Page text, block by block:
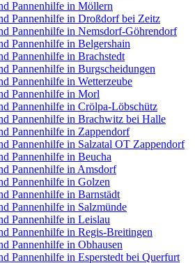
Pannenhilfe in Möllern
Pannenhilfe in Droßdorf bei Zeitz
Pannenhilfe in Nemsdorf-Göhrendorf
Pannenhilfe in Belgershain
Pannenhilfe in Brachstedt
Pannenhilfe in Burgscheidungen
Pannenhilfe in Wetterzeube
Pannenhilfe in Morl
Pannenhilfe in Crölpa-Löbschütz
Pannenhilfe in Brachwitz bei Halle
Pannenhilfe in Zappendorf
Pannenhilfe in Salzatal OT Zappendorf
Pannenhilfe in Beucha
Pannenhilfe in Amsdorf
Pannenhilfe in Golzen
Pannenhilfe in Barnstädt
Pannenhilfe in Salzmünde
Pannenhilfe in Leislau
Pannenhilfe in Regis-Breitingen
Pannenhilfe in Obhausen
Pannenhilfe in Esperstedt bei Querfurt